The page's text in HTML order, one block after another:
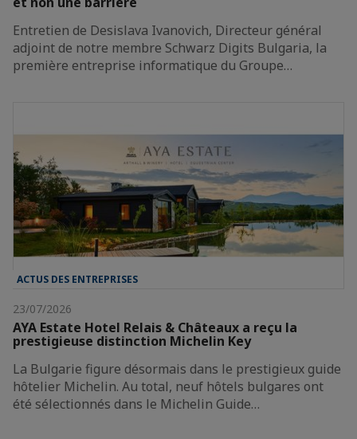
Entretien de Desislava Ivanovich, Directeur général
adjoint de notre membre Schwarz Digits Bulgaria, la
première entreprise informatique du Groupe…
ACTUS DES ENTREPRISES
23/07/2026
AYA Estate Hotel Relais & Châteaux a reçu la
prestigieuse distinction Michelin Key
La Bulgarie figure désormais dans le prestigieux guide
hôtelier Michelin. Au total, neuf hôtels bulgares ont
été sélectionnés dans le Michelin Guide…